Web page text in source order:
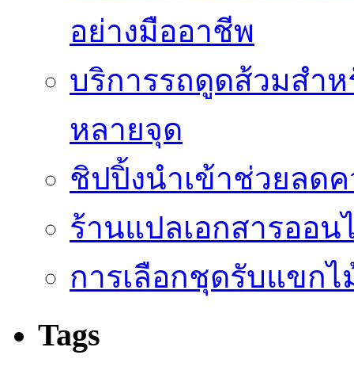
อย่างมืออาชีพ
บริการรถดูดส้วมสำ
หลายจุด
ชิปปิ้งนำเข้าช่วยลด
ร้านแปลเอกสารออน
การเลือกชุดรับแขก
Tags